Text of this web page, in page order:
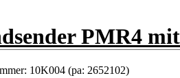
PMR4
10K004 (pa: 2652102)